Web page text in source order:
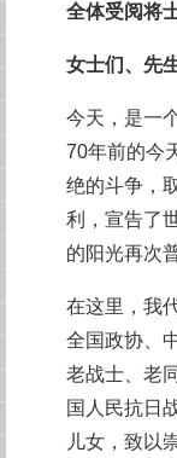
全体受阅将
女士们、先
今天，是一
70年前的今
绝的斗争，
利，宣告了
的阳光再次
在这里，我
全国政协、
老战士、老
国人民抗日
儿女，致以